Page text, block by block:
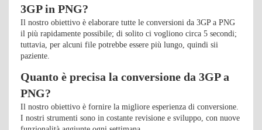
3GP in PNG?
Il nostro obiettivo è elaborare tutte le conversioni da 3GP a PNG
il più rapidamente possibile; di solito ci vogliono circa 5 secondi;
tuttavia, per alcuni file potrebbe essere più lungo, quindi sii
paziente.
Quanto è precisa la conversione da 3GP a
PNG?
Il nostro obiettivo è fornire la migliore esperienza di conversione.
I nostri strumenti sono in costante revisione e sviluppo, con nuove